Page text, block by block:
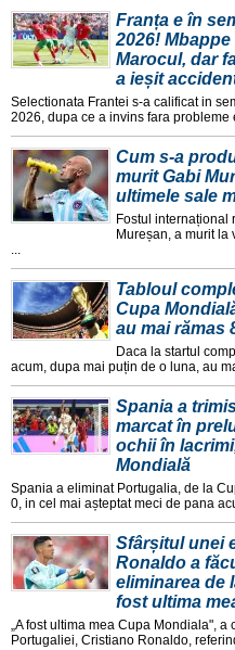
Franța e în
2026!
Marocul, dar
a ieșit
Selectionata Frantei s-a calificat in
2026, dupa ce a invins fara probleme
Cum s-a
murit Gabi
ultimele sale
Fostul internațional
Mureșan, a murit
...
Tabloul
Cupa
au mai rămas
Daca la startul
acum, dupa mai puțin de o luna, au
Spania a
marcat în
ochii în
Mondială
Spania a eliminat Portugalia, de la
0, in cel mai așteptat meci de pana
Sfârșitul unei
Ronaldo a
eliminarea de
fost ultima
„A fost ultima mea Cupa Mondiala",
Portugaliei, Cristiano Ronaldo,